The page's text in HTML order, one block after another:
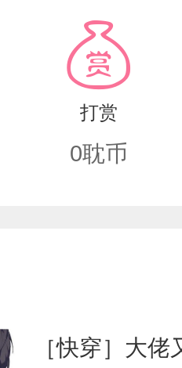
打赏
0耽币
［快穿］大